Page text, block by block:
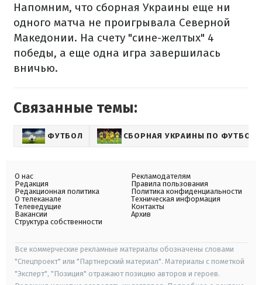
Напомним, что сборная Украины еще ни
одного матча не проигрывала Северной
Македонии. На счету "сине-желтых" 4
победы, а еще одна игра завершилась
вничью.
Связанные темы:
ФУТБОЛ СБОРНАЯ УКРАИНЫ ПО ФУТБОЛУ
О нас
Редакция
Редакционная политика
О телеканале
Телеведущие
Вакансии
Структура собственности
Рекламодателям
Правила пользования
Политика конфиденциальности
Техническая информация
Контакты
Архив
Все коммерческие рекламные материалы обозначены словами
"Спецпроект" или "Партнерский материал". Материалы с пометкой
"Эксперт", "Позиция" отражают позицию авторов и героев.